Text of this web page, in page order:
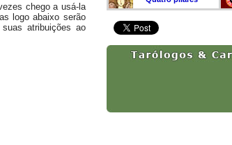
chego a usá-la
logo abaixo serão
atribuições ao